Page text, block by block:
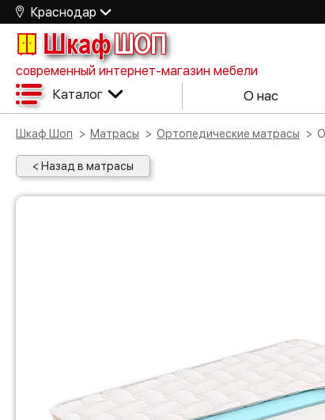
Краснодар
ШкафШОП
современный интернет-магазин мебели
Каталог О нас
Шкаф Шоп Матрасы Ортопедические матрасы
< Назад в матрасы